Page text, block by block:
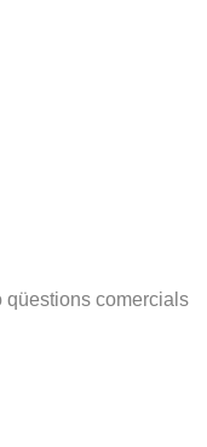
qüestions comercials